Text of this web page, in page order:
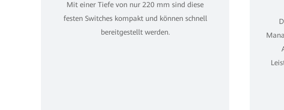
Mit einer Tiefe von nur 220 mm sind diese
festen Switches kompakt und können schnell
bereitgestellt werden.